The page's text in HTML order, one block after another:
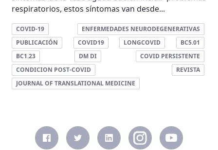
respiratorios, estos síntomas van desde...
COVID-19
ENFERMEDADES NEURODEGENERATIVAS
PUBLICACIÓN
COVID19 LONGCOVID
BC5.01
BC1.23
DM DI
COVID PERSISTENTE
CONDICION POST-COVID
REVISTA
JOURNAL OF TRANSLATIONAL MEDICINE